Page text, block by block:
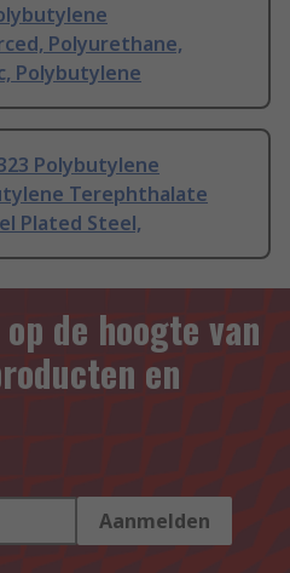
Polyurethane,
Polybutylene
Polybutylene
Terephthalate
Plated Steel,
de hoogte van
en
Aanmelden